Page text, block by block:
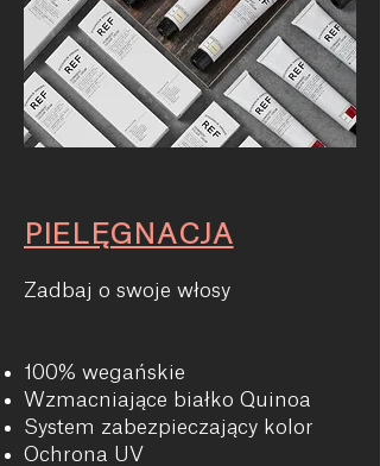
PIELĘGNACJA
Zadbaj o swoje włosy
100% wegańskie
Wzmacniające białko Quinoa
System zabezpieczający kolor
Ochrona UV